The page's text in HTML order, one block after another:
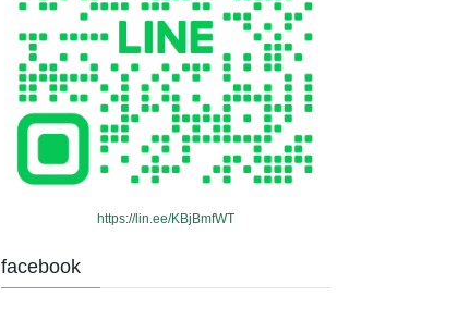
https://lin.ee/KBjBmfWT
facebook